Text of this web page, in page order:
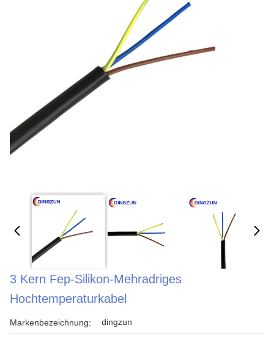
3 Kern Fep-Silikon-Mehradriges
Hochtemperaturkabel
Markenbezeichnung: dingzun